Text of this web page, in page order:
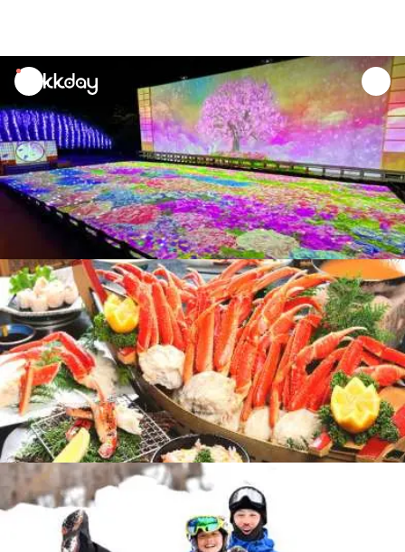
unread
notifications